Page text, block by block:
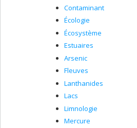
Contaminant
Écologie
Écosystème
Estuaires
Arsenic
Fleuves
Lanthanides
Lacs
Limnologie
Mercure